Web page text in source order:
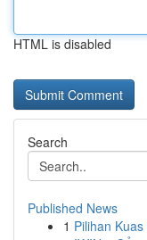
HTML is disabled
Search
Published News
1 Pilihan